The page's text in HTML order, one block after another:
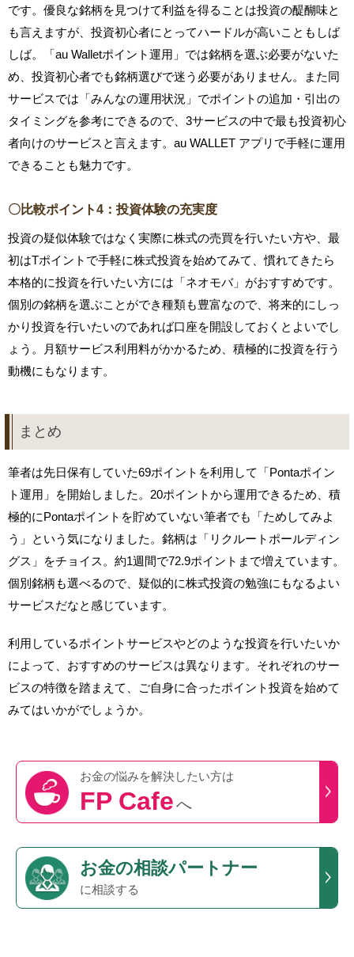
です。優良な銘柄を見つけて利益を得ることは投資の醍醐味と
も言えますが、投資初心者にとってハードルが高いこともしば
しば。「au Walletポイント運用」では銘柄を選ぶ必要がないた
め、投資初心者でも銘柄選びで迷う必要がありません。また同
サービスでは「みんなの運用状況」でポイントの追加・引出の
タイミングを参考にできるので、3サービスの中で最も投資初心
者向けのサービスと言えます。au WALLET アプリで手軽に運用
できることも魅力です。
〇比較ポイント4：投資体験の充実度
投資の疑似体験ではなく実際に株式の売買を行いたい方や、最
初はTポイントで手軽に株式投資を始めてみて、慣れてきたら
本格的に投資を行いたい方には「ネオモバ」がおすすめです。
個別の銘柄を選ぶことができ種類も豊富なので、将来的にしっ
かり投資を行いたいのであれば口座を開設しておくとよいでし
ょう。月額サービス利用料がかかるため、積極的に投資を行う
動機にもなります。
まとめ
筆者は先日保有していた69ポイントを利用して「Pontaポイン
ト運用」を開始しました。20ポイントから運用できるため、積
極的にPontaポイントを貯めていない筆者でも「ためしてみよ
う」という気になりました。銘柄は「リクルートポールディン
グス」をチョイス。約1週間で72.9ポイントまで増えています。
個別銘柄も選べるので、疑似的に株式投資の勉強にもなるよい
サービスだなと感じています。
利用しているポイントサービスやどのような投資を行いたいか
によって、おすすめのサービスは異なります。それぞれのサー
ビスの特徴を踏まえて、ご自身に合ったポイント投資を始めて
みてはいかがでしょうか。
お金の悩みを解決したい方は
FP Cafeへ
お金の相談パートナー
に相談する